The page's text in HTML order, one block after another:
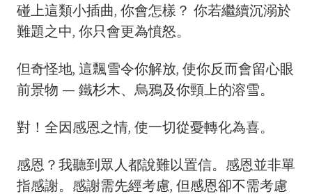
碰上這類小插曲, 你會怎樣？ 你若繼續沉溺於
難題之中, 你只會更為憤怒。
但奇怪地, 這飄雪令你解放, 使你反而會留心眼
前景物 — 鐵杉木、烏鴉及你頸上的溶雪。
對！全因感恩之情, 使一切從憂轉化為喜。
感恩？我聽到眾人都說難以置信。感恩並非單
指感謝。感謝需先經考慮, 但感恩卻不需考慮